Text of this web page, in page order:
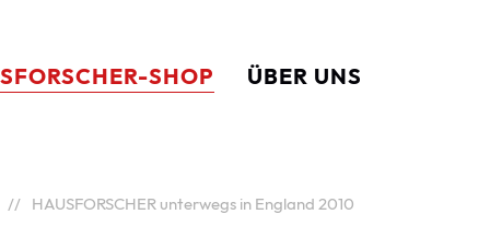
SHOP ÜBER UNS
HAUSFORSCHER unterwegs in England 2010